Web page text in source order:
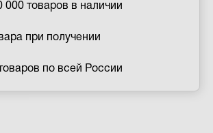
000 товаров в наличии
при получении
по всей России